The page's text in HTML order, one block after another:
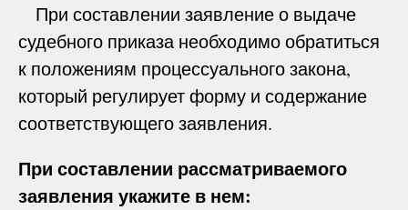
При составлении заявление о выдаче
судебного приказа необходимо обратиться
к положениям процессуального закона,
который регулирует форму и содержание
соответствующего заявления.
При составлении рассматриваемого
заявления укажите в нем: